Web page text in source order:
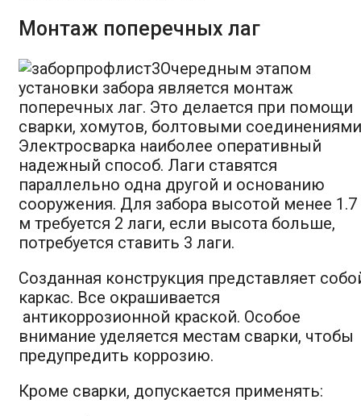
Монтаж поперечных лаг
Очередным этапом
установки забора является монтаж
поперечных лаг. Это делается при помощи
сварки, хомутов, болтовыми
Электросварка наиболее оперативный
надежный способ. Лаги ставятся
параллельно одна другой и основанию
сооружения. Для забора высотой менее 1.7
м требуется 2 лаги, если высота больше,
потребуется ставить 3 лаги.
Созданная конструкция представляет
каркас. Все окрашивается
антикоррозионной краской. Особое
внимание уделяется местам сварки, чтобы
предупредить коррозию.
Кроме сварки, допускается применять: